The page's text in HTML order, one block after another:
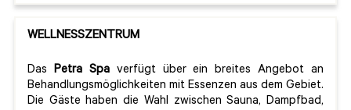
WELLNESSZENTRUM
Das Petra Spaverfügt über ein breites Angebot an
Behandlungsmöglichkeiten mit Essenzen aus dem Gebiet.
Die Gäste haben die Wahl zwischen Sauna, Dampfbad,